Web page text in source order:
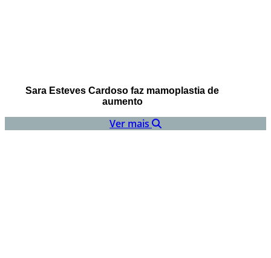
Sara Esteves Cardoso faz mamoplastia de
aumento
Ver mais